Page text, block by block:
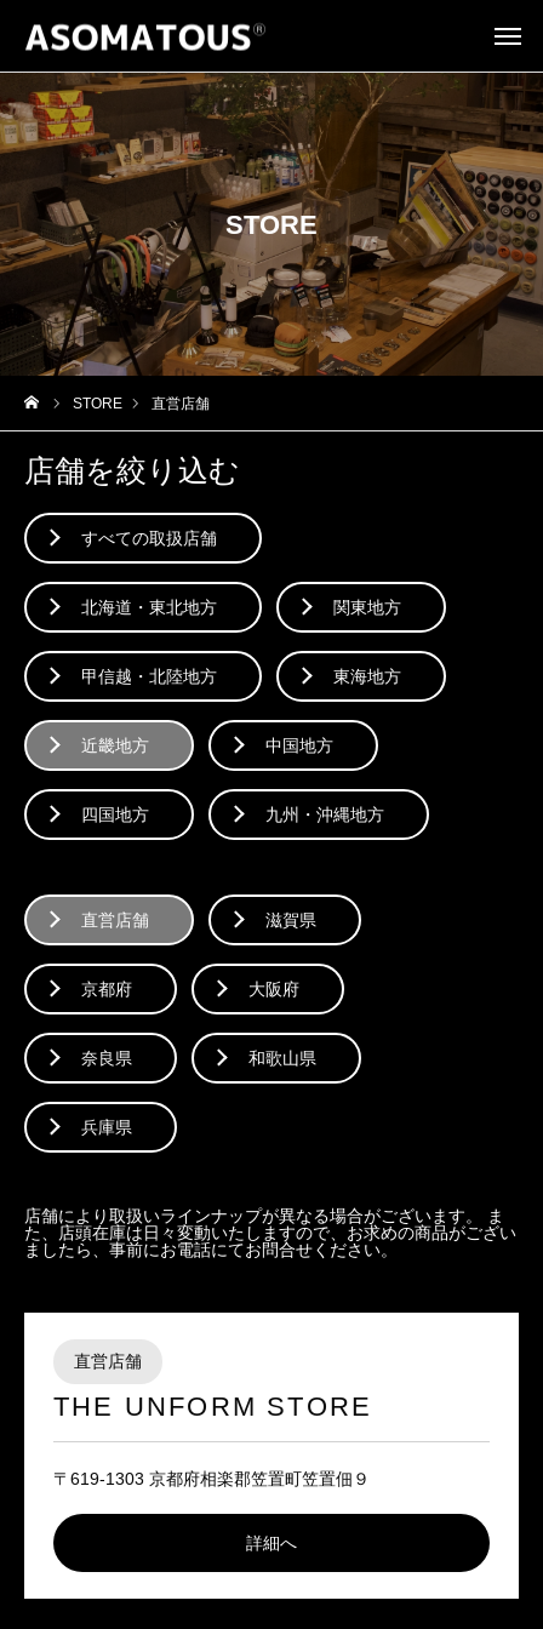
STORE
STORE 直営店舗
店舗を絞り込む
すべての取扱店舗
北海道・東北地方 関東地方
甲信越・北陸地方 東海地方
近畿地方 中国地方
四国地方 九州・沖縄地方
直営店舗 滋賀県
京都府 大阪府
奈良県 和歌山県
兵庫県
店舗により取扱いラインナップが異なる場合がございます。 ま
た、店頭在庫は日々変動いたしますので、お求めの商品がござい
ましたら、事前にお電話にてお問合せください。
直営店舗
THE UNFORM STORE
〒619-1303 京都府相楽郡笠置町笠置佃９
詳細へ